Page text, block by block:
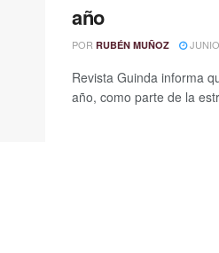
año
POR RUBÉN MUÑOZ
Revista Guinda informa
año, como parte de la